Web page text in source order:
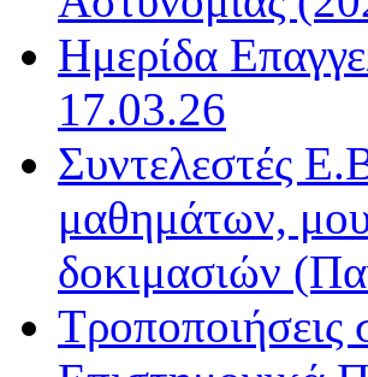
Ημερίδα
17.03.26
Συντελεστές
μαθημάτων,
δοκιμασιών